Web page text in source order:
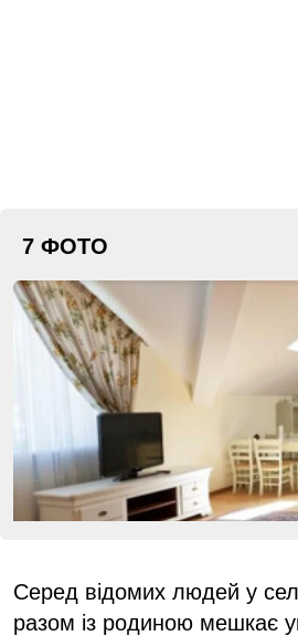
7 ФОТО
Серед відомих людей у
разом із родиною мешкає